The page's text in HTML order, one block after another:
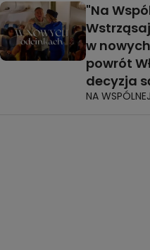
"Na
w
powrót
decyzja
NA WSPÓLNEJ